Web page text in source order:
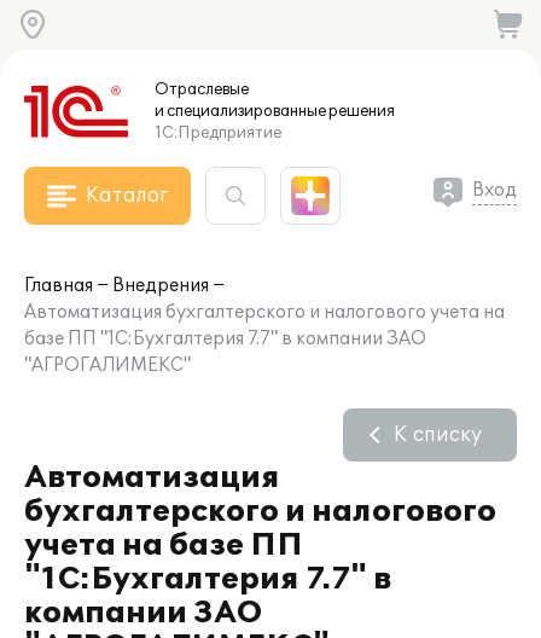
Отраслевые
и специализированныерешения
1С:Предприятие
Каталог Вход
Главная
Внедрения
Автоматизация бухгалтерского и налогового учета на
базе ПП "1С:Бухгалтерия 7.7" в компании ЗАО
"АГРОГАЛИМЕКС"
Автоматизация
бухгалтерского и налогового
учета на базе ПП
"1С:Бухгалтерия 7.7" в
компании ЗАО
К списку